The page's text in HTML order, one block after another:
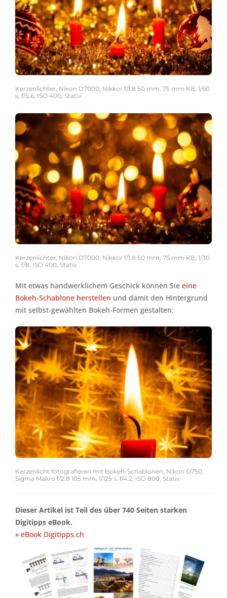
Kerzenlichter, Nikon D7000, Nikkor f/1.8 50 mm, 75 mm KB, 1/60
s, f/5.6, ISO 400, Stativ
Kerzenlichter, Nikon D7000, Nikkor f/1.8 50 mm, 75 mm KB, 1/30
s, f/8, ISO 400, Stativ
Mit etwas handwerklichem Geschick können Sie eine
Bokeh-Schablone herstellen und damit den Hintergrund
mit selbst-gewählten Bokeh-Formen gestalten:
Kerzenlicht fotografieren mit Bokeh-Schablonen, Nikon D750,
Sigma Makro f/2.8 105 mm, 1/125 s, f/4.2, ISO 800, Stativ
Dieser Artikel ist Teil des über 740 Seiten starken
Digitipps eBook.
» eBook Digitipps.ch